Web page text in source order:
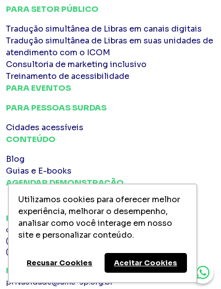
Utilizamos cookies para oferecer melhor
experiência, melhorar o desempenho,
analisar como você interage em nosso
site e personalizar conteúdo.
Recusar Cookies Aceitar Cookies
PARA SETOR PÚBLICO
Tradução simultânea de Libras em canais digitais
Tradução simultânea de Libras em suas unidades de
atendimento com o ICOM
Consultoria de marketing inclusivo
Treinamento de acessibilidade
PARA EVENTOS
PARA PESSOAS SURDAS
Cidades acessíveis
CONTEÚDO
Blog
Guias e E-books
AGENDAR DEMONSTRAÇÃO
FALE COM A GENTE
comercial@ame-sp.org.br
(11) 2360-8900
(11) 98826-8462
FALE COM A DPO
privacidade@ame-sp.org.br